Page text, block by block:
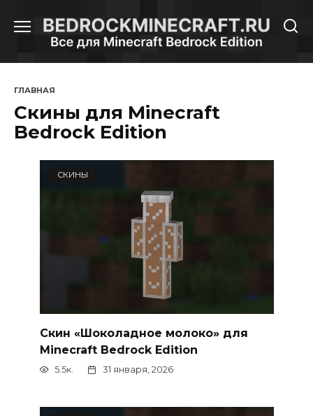
содержанию
ГЛАВНАЯ
Скины для Minecraft
Bedrock Edition
СКИНЫ
Скин «Шоколадное молоко» для
Minecraft Bedrock Edition
5.5к. 31 января, 2026